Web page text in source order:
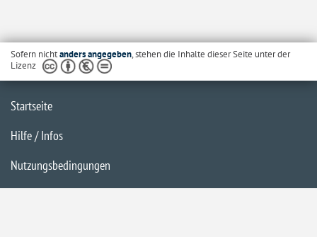
Sofern nichtanders angegeben, stehen die Inhalte dieser Seite unter der
Lizenz
Startseite
Hilfe / Infos
Nutzungsbedingungen